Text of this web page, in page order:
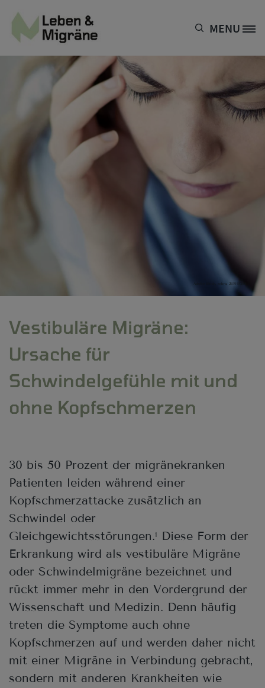
Site Logo MENU
Adobe Stock, sebra, 281919292
Vestibuläre Migräne:
Ursache für
Schwindelgefühle mit und
ohne Kopfschmerzen
30 bis 50 Prozent der migränekranken
Patienten leiden während einer
Kopfschmerzattacke zusätzlich an
Schwindel oder
Gleichgewichtsstörungen.1
Diese Form der
Erkrankung wird als vestibuläre Migräne
oder Schwindelmigräne bezeichnet und
rückt immer mehr in den Vordergrund der
Wissenschaft und Medizin. Denn häufig
treten die Symptome auch ohne
Kopfschmerzen auf und werden daher nicht
mit einer Migräne in Verbindung gebracht,
sondern mit anderen Krankheiten wie